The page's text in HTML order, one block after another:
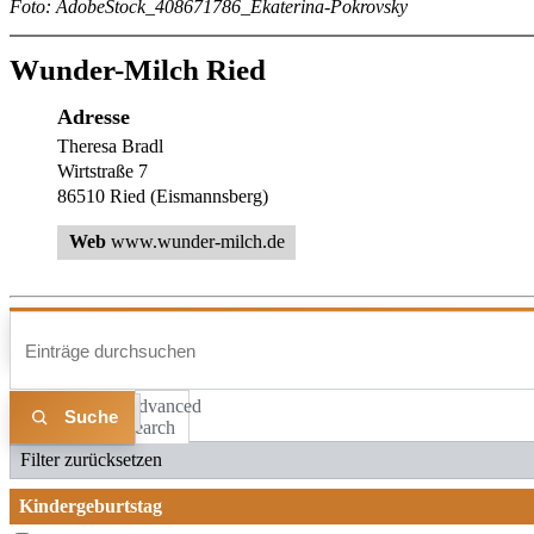
Foto: AdobeStock_408671786_Ekaterina-Pokrovsky
Wunder-Milch Ried
Adresse
Theresa Bradl
Wirtstraße 7
86510 Ried (Eismannsberg)
Web www.wunder-milch.de
Advanced
Search
Liste Karte
Filter zurücksetzen
Kindergeburtstag